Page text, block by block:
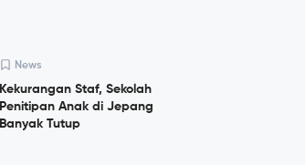
News
Kekurangan Staf, Sekolah
Penitipan Anak di Jepang
Banyak Tutup